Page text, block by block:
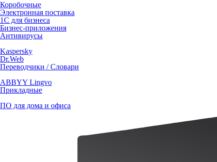
Коробочные
Электронная поставка
1С для бизнеса
Бизнес-приложения
Антивирусы
Kaspersky
Dr.Web
Переводчики / Словари
ABBYY Lingvo
Прикладные
ПО для дома и офиса